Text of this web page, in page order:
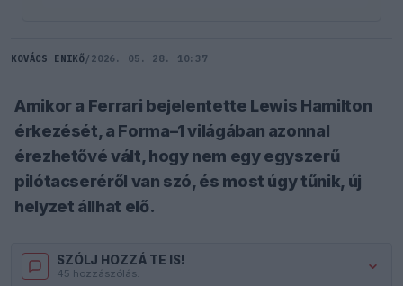
KOVÁCS ENIKŐ/ 2026. 05. 28. 10:37
Amikor a Ferrari bejelentette Lewis Hamilton
érkezését, a Forma–1 világában azonnal
érezhetővé vált, hogy nem egy egyszerű
pilótacseréről van szó, és most úgy tűnik, új
helyzet állhat elő.
SZÓLJ HOZZÁ TE IS!
45 hozzászólás.